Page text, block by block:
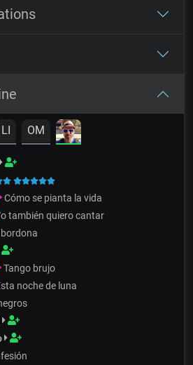
LI OM
Cómo se pianta la vida
también quiero cantar
Tango brujo
noche de luna